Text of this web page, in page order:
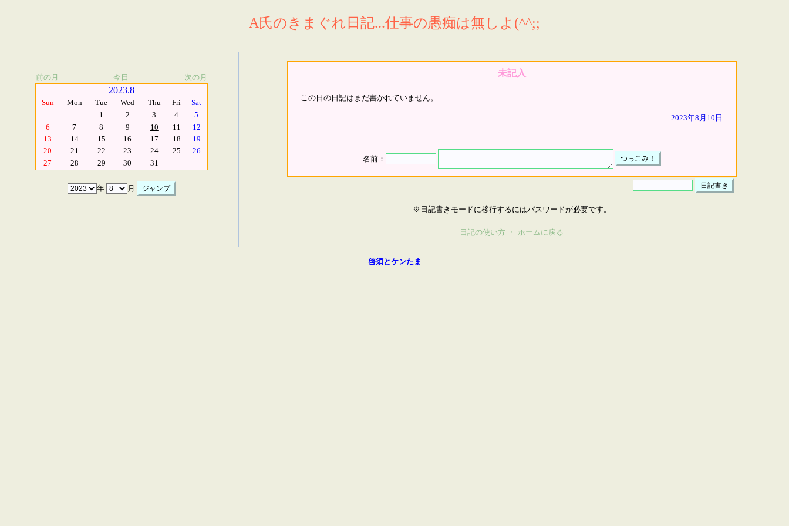
A氏のきまぐれ日記...仕事の愚痴は無しよ(^^;;
前の月 今日 次の月
2023.8
Sun Mon Tue Wed Thu Fri
Sat
1
2 3 4
5
6
7 8 9 10 11
12
13
14 15 16 17 18
19
20
21 22 23 24 25
26
27
28 29 30 31
年 月
未記入
この日の日記はまだ書かれていません。
2023年8月10日
名前：
※日記書きモードに移行するにはパスワードが必要です。
日記の使い方 ・ ホームに戻る
啓須とケンたま